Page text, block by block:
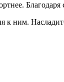
ним.